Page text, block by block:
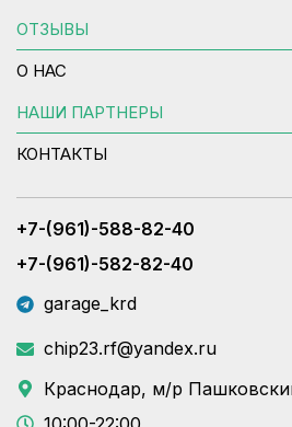
ОТЗЫВЫ
О НАС
НАШИ ПАРТНЕРЫ
КОНТАКТЫ
+7-(961)-588-82-40
+7-(961)-582-82-40
garage_krd
chip23.rf@yandex.ru
Краснодар, м/р